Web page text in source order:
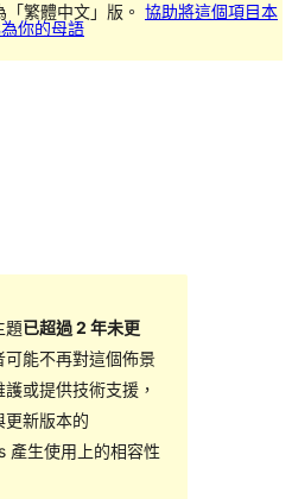
繁體中文」版。 協助將這個項目本
你的母語
題已超過 2 年未更
可能不再對這個佈景
或提供技術支援，
更新版本的
產生使用上的相容性